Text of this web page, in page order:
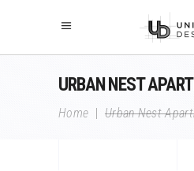
URBAN NEST
Home | Urban Nest